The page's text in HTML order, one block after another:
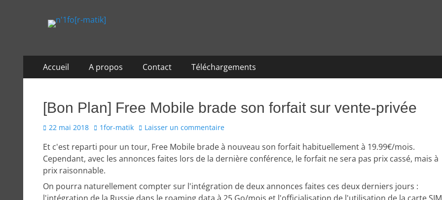
n'1fo[r-matik]
Pour les nymphos d'infos en info…
Menu
principal
Accueil A propos Contact Téléchargements
[Bon Plan] Free Mobile brade son forfait sur vente-privée
Posted
22 mai 2018 Author
1for-matik Laisser un commentaire
Et c'est reparti pour un tour, Free Mobile brade à nouveau son forfait habituellement à 19.99€/mois.
Cependant, avec les annonces faites lors de la dernière conférence, le forfait ne sera pas prix cassé, mais à
prix raisonnable.
On pourra naturellement compter sur l'intégration de deux annonces faites ces deux derniers jours :